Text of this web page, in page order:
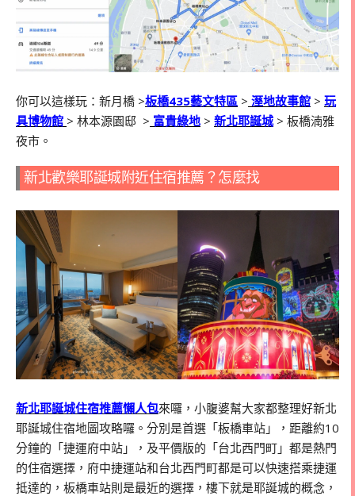
你可以這樣玩：新月橋 >板橋435藝文特區 > 溼地故事館 > 玩
具博物館 > 林本源園邸 > 富貴綠地 > 新北耶誕城> 板橋湳雅
夜市。
新北歡樂耶誕城附近住宿推薦？怎麼找
新北耶誕城住宿推薦懶人包來囉，小腹婆幫大家都整理好新北
耶誕城住宿地圖攻略囉。分別是首選「板橋車站」，距離約10
分鐘的「捷運府中站」，及平價版的「台北西門町」都是熱門
的住宿選擇，府中捷運站和台北西門町都是可以快速搭乘捷運
抵達的，板橋車站則是最近的選擇，樓下就是耶誕城的概念，